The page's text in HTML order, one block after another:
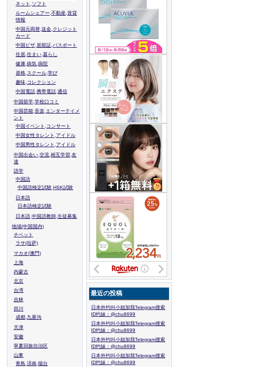
ネット,ソフト
ルームシェアー,不動産,賃貸
情報
中国元両替,送金,クレジット
カード
中国ビザ,居留証,パスポート
住居,住まい,暮らし
健康,病気,病院
資格,スクール,学び
趣味,コレクション
中国電話,携帯電話,通信
中国留学,学校口コミ
中国芸能,音楽,エンターテイメ
ント
中国イベント,コンサート
中国女性タレント,アイドル
中国男性タレント,アイドル
中国出会い,交流,相互学習,友
達
語学
中国語
中国語検定試験,HSK試験
日本語
日本語検定試験
日本語,中国語教師,生徒募集
地域(中国国内)
チベット
ラサ(拉萨)
マカオ(澳門)
上海
内蒙古
北京
台湾
吉林
四川
成都,九寨沟
天津
安徽
寧夏回族自治区
山東
青島,済南,烟台
最近の投稿
日本外约叫小姐加我Telegram搜索
ID约妹：@chu8699
日本外约叫小姐加我Telegram搜索
ID约妹：@chu8699
日本外约叫小姐加我Telegram搜索
ID约妹：@chu8699
日本外约叫小姐加我Telegram搜索
ID约妹：@chu8699